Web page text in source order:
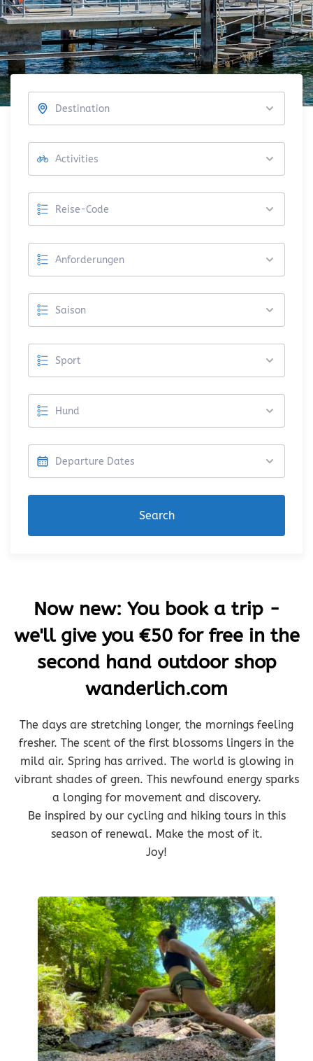
Search
Now new: You book a trip -
we'll give you €50 for free in the
second hand outdoor shop
wanderlich.com
The days are stretching longer, the mornings feeling
fresher. The scent of the first blossoms lingers in the
mild air. Spring has arrived. The world is glowing in
vibrant shades of green. This newfound energy sparks
a longing for movement and discovery.
Be inspired by our cycling and hiking tours in this
season of renewal. Make the most of it.
Joy!